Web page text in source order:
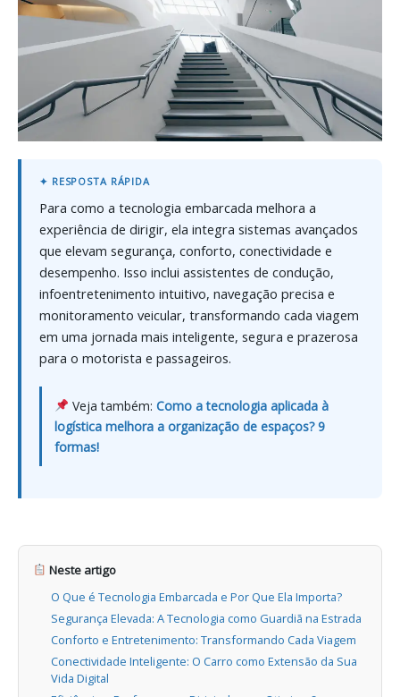
Para como a tecnologia embarcada melhora a
experiência de dirigir, ela integra sistemas avançados
que elevam segurança, conforto, conectividade e
desempenho. Isso inclui assistentes de condução,
infoentretenimento intuitivo, navegação precisa e
monitoramento veicular, transformando cada viagem
em uma jornada mais inteligente, segura e prazerosa
para o motorista e passageiros.
Veja também: Como a tecnologia aplicada à
logística melhora a organização de espaços? 9
formas!
Neste artigo
O Que é Tecnologia Embarcada e Por Que Ela Importa?
Segurança Elevada: A Tecnologia como Guardiã na Estrada
Conforto e Entretenimento: Transformando Cada Viagem
Conectividade Inteligente: O Carro como Extensão da Sua
Vida Digital